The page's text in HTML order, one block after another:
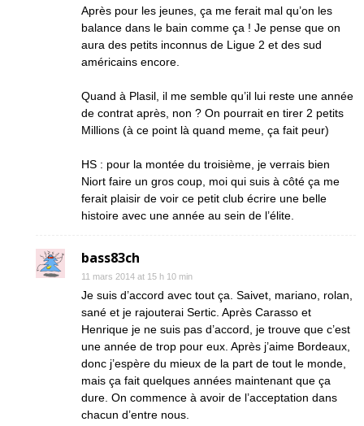
Après pour les jeunes, ça me ferait mal qu’on les
balance dans le bain comme ça ! Je pense que on
aura des petits inconnus de Ligue 2 et des sud
américains encore.
Quand à Plasil, il me semble qu’il lui reste une année
de contrat après, non ? On pourrait en tirer 2 petits
Millions (à ce point là quand meme, ça fait peur)
HS : pour la montée du troisième, je verrais bien
Niort faire un gros coup, moi qui suis à côté ça me
ferait plaisir de voir ce petit club écrire une belle
histoire avec une année au sein de l’élite.
bass83ch
11 mars 2014 at 15 h 10 min
Je suis d’accord avec tout ça. Saivet, mariano, rolan,
sané et je rajouterai Sertic. Après Carasso et
Henrique je ne suis pas d’accord, je trouve que c’est
une année de trop pour eux. Après j’aime Bordeaux,
donc j’espère du mieux de la part de tout le monde,
mais ça fait quelques années maintenant que ça
dure. On commence à avoir de l’acceptation dans
chacun d’entre nous.